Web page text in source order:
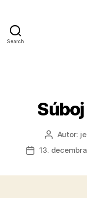
Search
Autor
článku
Autor:
Dátum
13.